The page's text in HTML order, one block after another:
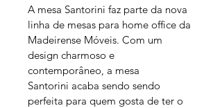
A mesa Santorini faz parte da nova
linha de mesas para home office da
Madeirense Móveis. Com um
design charmoso e
contemporâneo, a mesa
Santorini acaba sendo sendo
perfeita para quem gosta de ter o